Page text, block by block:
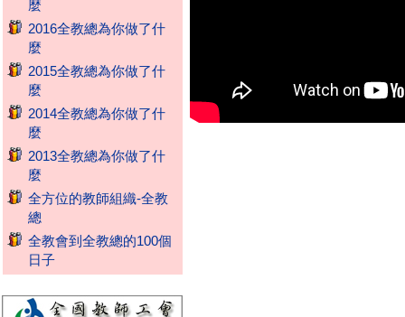
麼
2016全教總為你做了什
麼
2015全教總為你做了什
麼
2014全教總為你做了什
麼
2013全教總為你做了什
麼
全方位的教師組織-全教
總
全教會到全教總的100個
日子